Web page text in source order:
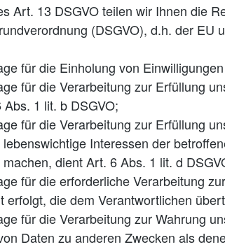
Art. 13 DSGVO teilen wir Ihnen die
(DSGVO), d.h. der
für die Einholung von
für die Verarbeitung zur Erfüllung
1 lit. b DSGVO;
für die Verarbeitung zur Erfüllung
Interessen der
dient Art. 6 Abs. 1 lit. d
für die erforderliche Verarbeitung
erfolgt, die dem Verantwortlichen
für die Verarbeitung zur Wahrung
Daten zu anderen Zwecken als